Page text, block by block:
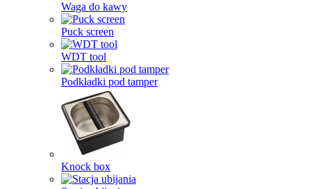
Waga do kawy
Puck screen
WDT tool
Podkładki pod tamper
Knock box